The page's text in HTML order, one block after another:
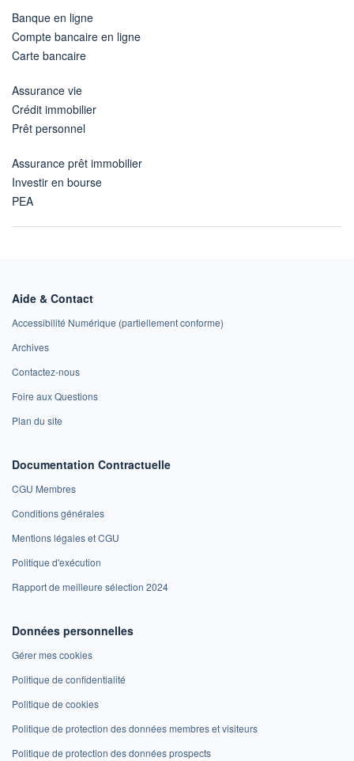
Banque en ligne
Compte bancaire en ligne
Carte bancaire
Assurance vie
Crédit immobilier
Prêt personnel
Assurance prêt immobilier
Investir en bourse
PEA
Aide & Contact
Accessibilité Numérique (partiellement conforme)
Archives
Contactez-nous
Foire aux Questions
Plan du site
Documentation Contractuelle
CGU Membres
Conditions générales
Mentions légales et CGU
Politique d'exécution
Rapport de meilleure sélection 2024
Données personnelles
Gérer mes cookies
Politique de confidentialité
Politique de cookies
Politique de protection des données membres et visiteurs
Politique de protection des données prospects